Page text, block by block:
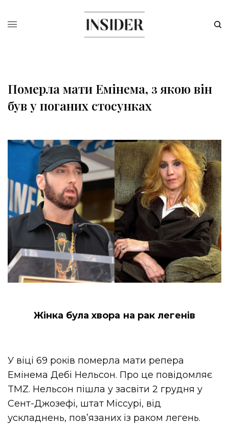
Померла мати Емінема, з якою він
був у поганих стосунках
Жінка була хвора на рак легенів
У віці 69 років померла мати репера
Емінема Дебі Нельсон. Про це повідомляє
TMZ. Нельсон пішла у засвіти 2 грудня у
Сент-Джозефі, штат Міссурі, від
ускладнень, пов’язаних із раком легень.